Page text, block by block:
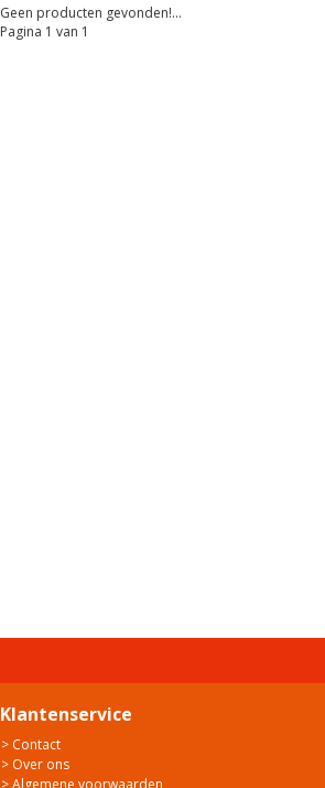
Geen producten gevonden!...
Pagina 1 van 1
Klantenservice
> Contact
> Over ons
> Algemene voorwaarden